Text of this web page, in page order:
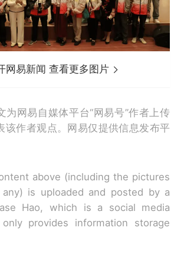
网易新闻 查看更多图片
为网易自媒体平台“网易号”作者上传
该作者观点。网易仅提供信息发布平
above (including the pictures
is uploaded and posted by a
Hao, which is a social media
provides information storage